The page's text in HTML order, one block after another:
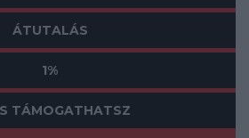
ÁTUTALÁS
1%
TÁMOGATHATSZ